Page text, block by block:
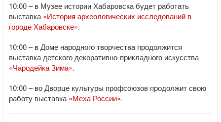
10:00 – в Музее истории Хабаровска будет работать
выставка «История археологических исследований в
городе Хабаровске».
10:00 – в Доме народного творчества продолжится
выставка детского декоративно-прикладного искусства
«Чародейка Зима».
10:00 – во Дворце культуры профсоюзов продолжит свою
работу выставка «Меха России».